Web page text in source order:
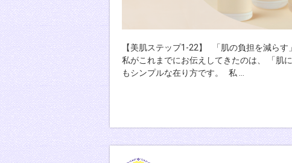
【美肌ステップ1-22】 「肌の負担を減ら
私がこれまでにお伝えしてきたのは、 「肌
もシンプルな在り方です。 私 …